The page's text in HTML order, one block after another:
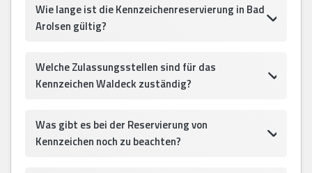
Wie lange ist die Kennzeichenreservierung in Bad
Arolsen gültig?
Welche Zulassungsstellen sind für das
Kennzeichen Waldeck zuständig?
Was gibt es bei der Reservierung von
Kennzeichen noch zu beachten?